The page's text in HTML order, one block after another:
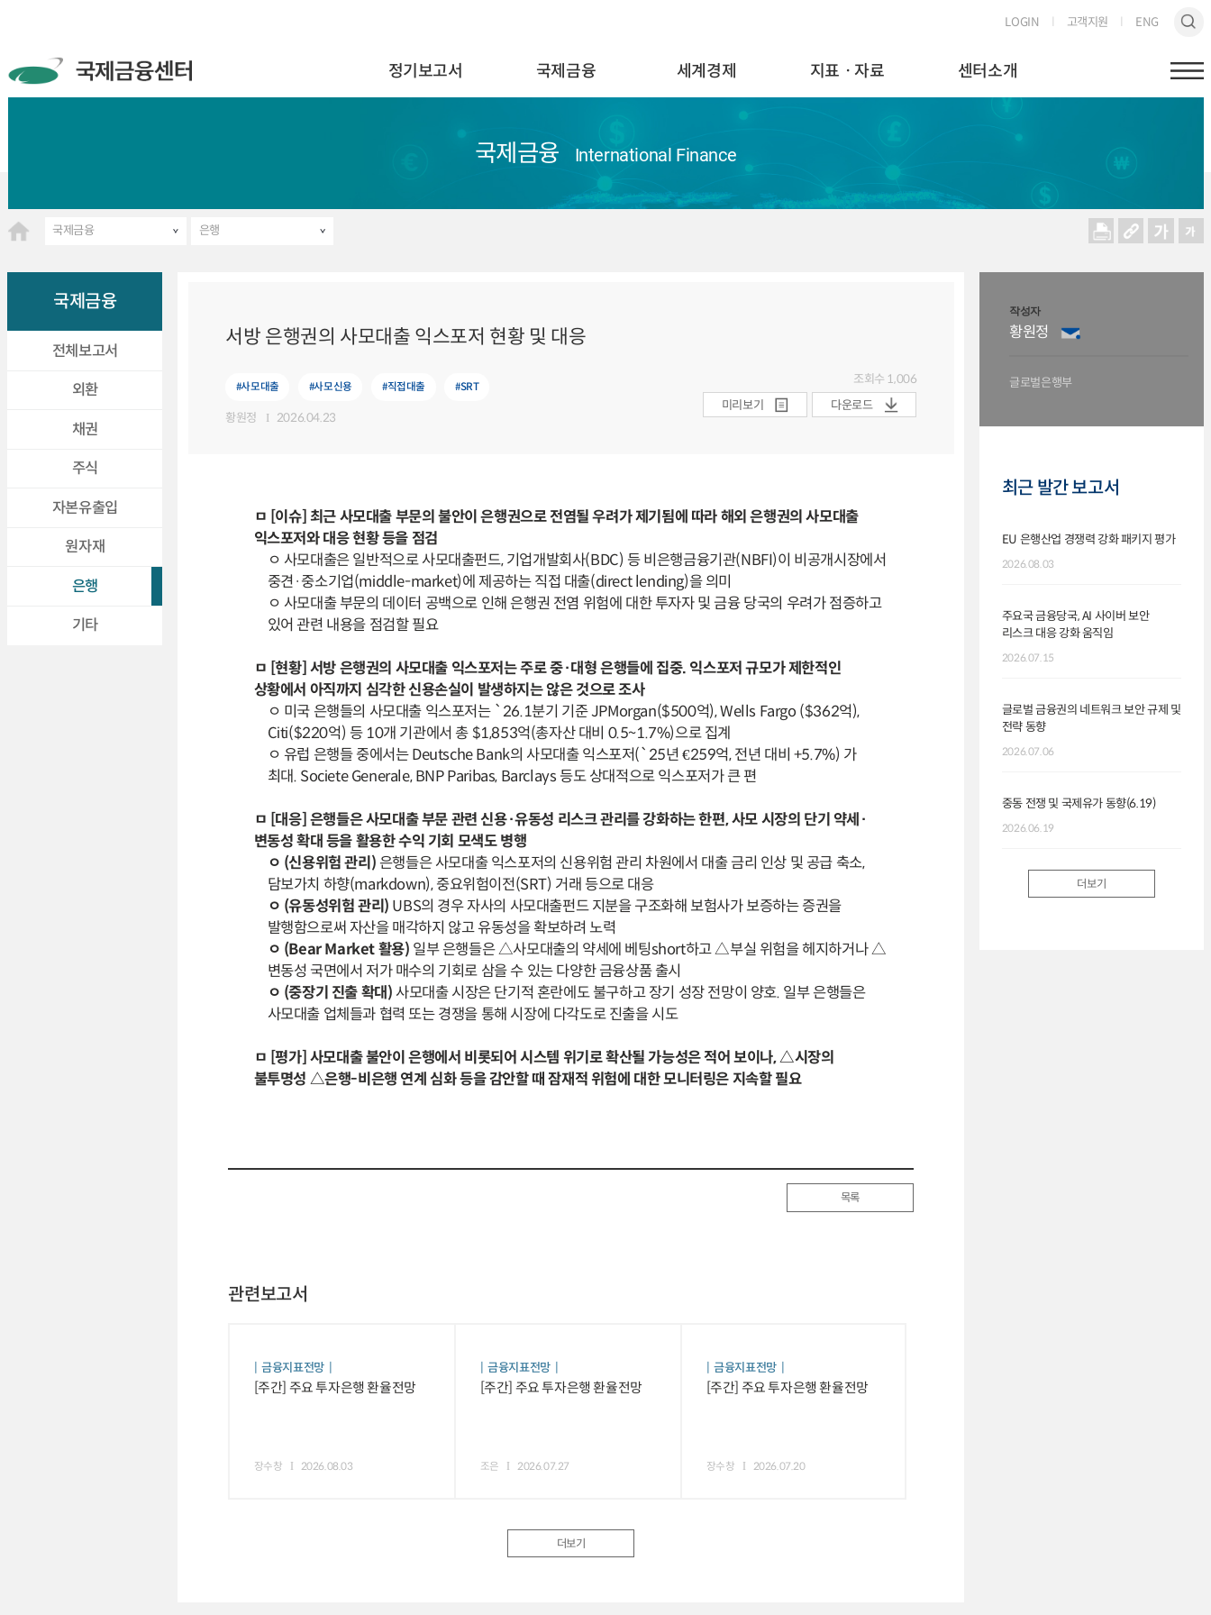
LOGIN 고객지원 ENG
정기보고서 국제금융 세계경제 지표ㆍ자료 센터소개
국제금융 International Finance
국제금융 은행
국제금융
전체보고서
외환
채권
주식
자본유출입
원자재
은행
기타
서방 은행권의 사모대출 익스포저 현황 및 대응
#사모대출 #사모신용 #직접대출 #SRT
황원정 2026.04.23
조회수 1,006
미리보기
다운로드
ㅁ [이슈] 최근 사모대출 부문의 불안이 은행권으로 전염될 우려가 제기됨에 따라 해외 은행권의 사모대출
익스포저와 대응 현황 등을 점검
ㅇ 사모대출은 일반적으로 사모대출펀드, 기업개발회사(BDC) 등 비은행금융기관(NBFI)이 비공개시장에서
중견·중소기업(middle-market)에 제공하는 직접 대출(direct lending)을 의미
ㅇ 사모대출 부문의 데이터 공백으로 인해 은행권 전염 위험에 대한 투자자 및 금융 당국의 우려가 점증하고
있어 관련 내용을 점검할 필요
ㅁ [현황] 서방 은행권의 사모대출 익스포저는 주로 중·대형 은행들에 집중. 익스포저 규모가 제한적인
상황에서 아직까지 심각한 신용손실이 발생하지는 않은 것으로 조사
ㅇ 미국 은행들의 사모대출 익스포저는 `26.1분기 기준 JPMorgan($500억), Wells Fargo ($362억),
Citi($220억) 등 10개 기관에서 총 $1,853억(총자산 대비 0.5~1.7%)으로 집계
ㅇ 유럽 은행들 중에서는 Deutsche Bank의 사모대출 익스포저(`25년 €259억, 전년 대비 +5.7%) 가
최대. Societe Generale, BNP Paribas, Barclays 등도 상대적으로 익스포저가 큰 편
ㅁ [대응] 은행들은 사모대출 부문 관련 신용·유동성 리스크 관리를 강화하는 한편, 사모 시장의 단기 약세·
변동성 확대 등을 활용한 수익 기회 모색도 병행
ㅇ (신용위험 관리)은행들은 사모대출 익스포저의 신용위험 관리 차원에서 대출 금리 인상 및 공급 축소,
담보가치 하향(markdown), 중요위험이전(SRT) 거래 등으로 대응
ㅇ (유동성위험 관리) UBS의 경우 자사의 사모대출펀드 지분을 구조화해 보험사가 보증하는 증권을
발행함으로써 자산을 매각하지 않고 유동성을 확보하려 노력
ㅇ (Bear Market 활용) 일부 은행들은 △사모대출의 약세에 베팅short하고 △부실 위험을 헤지하거나 △
변동성 국면에서 저가 매수의 기회로 삼을 수 있는 다양한 금융상품 출시
ㅇ (중장기 진출 확대) 사모대출 시장은 단기적 혼란에도 불구하고 장기 성장 전망이 양호. 일부 은행들은
사모대출 업체들과 협력 또는 경쟁을 통해 시장에 다각도로 진출을 시도
ㅁ [평가] 사모대출 불안이 은행에서 비롯되어 시스템 위기로 확산될 가능성은 적어 보이나, △시장의
불투명성 △은행-비은행 연계 심화 등을 감안할 때 잠재적 위험에 대한 모니터링은 지속할 필요
목록
관련보고서
금융지표전망
[주간] 주요 투자은행 환율전망
장수창 2026.08.03
금융지표전망
[주간] 주요 투자은행 환율전망
조은 2026.07.27
금융지표전망
[주간] 주요 투자은행 환율전망
장수창 2026.07.20
더보기
작성자
황원정
글로벌은행부
최근 발간 보고서
EU 은행산업 경쟁력 강화 패키지 평가
2026.08.03
주요국 금융당국, AI 사이버 보안
리스크 대응 강화 움직임
2026.07.15
글로벌 금융권의 네트워크 보안 규제 및
전략 동향
2026.07.06
중동 전쟁 및 국제유가 동향(6.19)
2026.06.19
더보기